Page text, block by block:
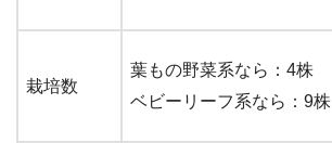
栽培数
葉もの野菜系なら：4株
ベビーリーフ系なら：9株